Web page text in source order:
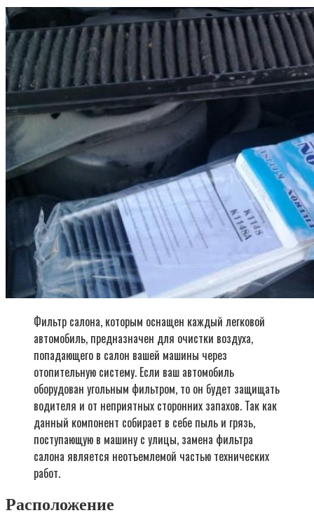
Фильтр салона, которым оснащен каждый легковой
автомобиль, предназначен для очистки воздуха,
попадающего в салон вашей машины через
отопительную систему. Если ваш автомобиль
оборудован угольным фильтром, то он будет защищать
водителя и от неприятных сторонних запахов. Так как
данный компонент собирает в себе пыль и грязь,
поступающую в машину с улицы, замена фильтра
салона является неотъемлемой частью технических
работ.
Расположение